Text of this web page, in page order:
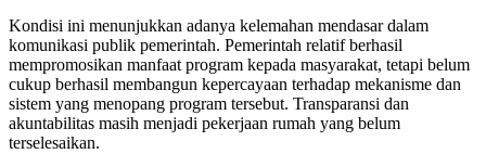
Kondisi ini menunjukkan adanya kelemahan mendasar dalam
komunikasi publik pemerintah. Pemerintah relatif berhasil
mempromosikan manfaat program kepada masyarakat, tetapi belum
cukup berhasil membangun kepercayaan terhadap mekanisme dan
sistem yang menopang program tersebut. Transparansi dan
akuntabilitas masih menjadi pekerjaan rumah yang belum
terselesaikan.